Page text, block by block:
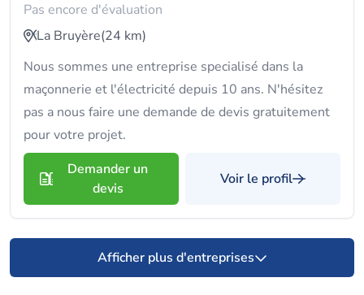
Pas encore d'évaluation
La Bruyère(24 km)
Nous sommes une entreprise specialisé dans la
maçonnerie et l'électricité depuis 10 ans. N'hésitez
pas a nous faire une demande de devis gratuitement
pour votre projet.
Demander un
devis
Voir le profil
Afficher plus d'entreprises